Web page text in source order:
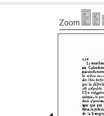
Zoom